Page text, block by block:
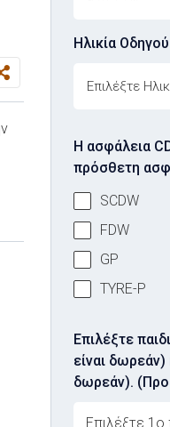
Ηλικία Οδηγού
Η ασφάλεια
πρόσθετη
SCDW
FDW
GP
TYRE-P
Επιλέξτε
είναι
δωρεάν).
ovabrw service[]